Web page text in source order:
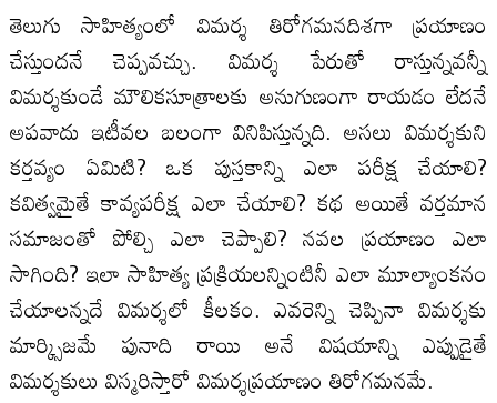
తెలుగు సాహిత్యంలో విమర్శ తిరోగమనదిశగా ప్రయాణం
చేస్తుందనే చెప్పవచ్చు. విమర్శ పేరుతో రాస్తున్నవన్నీ
విమర్శకుండే మౌలికసూత్రాలకు అనుగుణంగా రాయడం లేదనే
అపవాదు ఇటీవల బలంగా వినిపిస్తున్నది. అసలు విమర్శకుని
కర్తవ్యం ఏమిటి? ఒక పుస్తకాన్ని ఎలా పరీక్ష చేయాలి?
కవిత్వమైతే కావ్యపరీక్ష ఎలా చేయాలి? కథ అయితే వర్తమాన
సమాజంతో పోల్చి ఎలా చెప్పాలి? నవల ప్రయాణం ఎలా
సాగింది? ఇలా సాహిత్య ప్రక్రియలన్నింటినీ ఎలా మూల్యాంకనం
చేయాలన్నదే విమర్శలో కీలకం. ఎవరెన్ని చెప్పినా విమర్శకు
మార్క్సిజమే పునాది రాయి అనే విషయాన్ని ఎప్పుడైతే
విమర్శకులు విస్మరిస్తారో విమర్శప్రయాణం తిరోగమనమే.